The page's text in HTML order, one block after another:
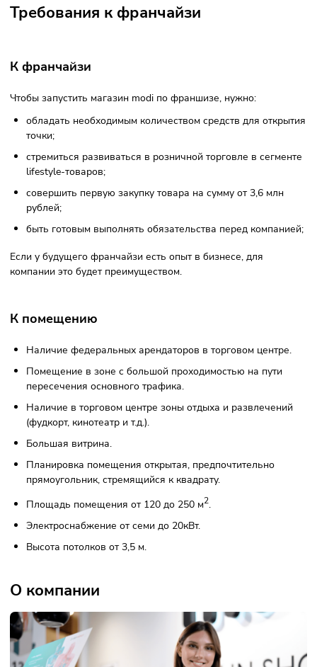
Большой опыт: открыто 132 собственных магазина в
разных городах и регионах России.
команда бренда. Постоянное обновление
нестандартное оформление торговых точек и дизайн
продукции. Взаимодействие с аудиторией через
ориентирование на тренды.
Полная поддержка от команды modi на всех этапах —
выбора локации до первых продаж.
Конкурентоспособность и
перспективы
lifestyle-сегменте под собственной торговой маркой.
востребованным. Продукция и магазины бренда
ярким дизайном и эмоциональным маркетингом, который
привлекает покупателей.
Требования к франчайзи
Чтобы запустить магазин modi по франшизе, нужно:
обладать необходимым количеством средств для
стремиться развиваться в розничной торговле в
lifestyle-товаров;
совершить первую закупку товара на сумму от 3,6 млн
рублей;